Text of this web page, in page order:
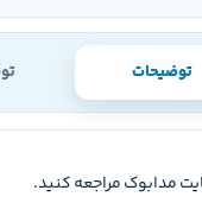
توضیحات
مدابوک مراجعه کنید.